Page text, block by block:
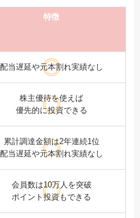
特徴
配当遅延や元本割れ実績なし
株主優待を使えば
優先的に投資できる
累計調達金額は2年連続1位
配当遅延や元本割れ実績なし
会員数は10万人を突破
ポイント投資もできる